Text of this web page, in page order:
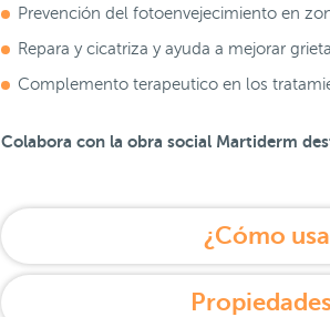
Prevención del fotoenvejecimiento en
Repara y cicatriza y ayuda a mejorar
Complemento terapeutico en los
Colabora con la obra social Martiderm
¿Cómo